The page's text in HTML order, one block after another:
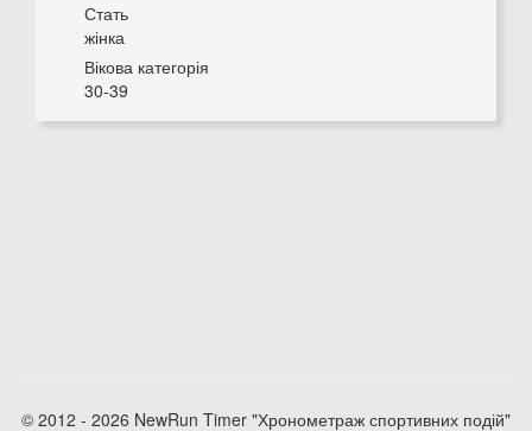
Стать
жінка
Вікова категорія
30-39
© 2012 - 2026 NewRun Timer "Хронометраж спортивних подій"